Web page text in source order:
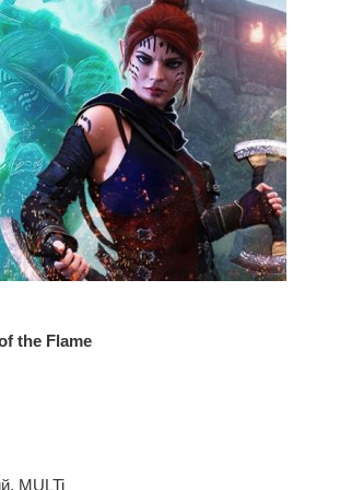
the Flame
MULTi